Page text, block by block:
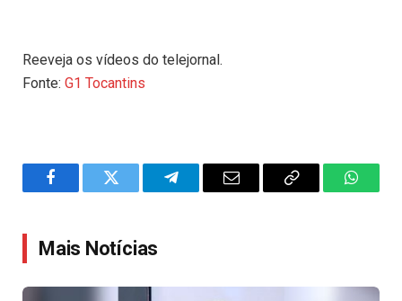
Reeveja os vídeos do telejornal.
Fonte: G1 Tocantins
FacebookTwitter TelegramEmail
Copy
Mais Notícias